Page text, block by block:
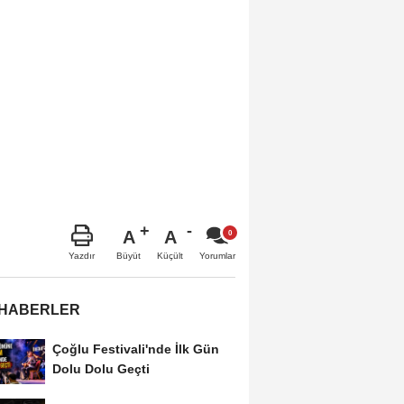
Yazdır
A
Büyüt
A
Küçült Yorumlar
Çoğlu Festivali'nde İlk Gün
Dolu Dolu Geçti